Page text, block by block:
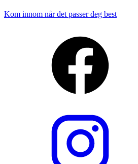
Kom innom når det passer deg best